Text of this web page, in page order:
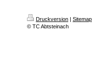
Druckversion | Sitemap
© TC Abtsteinach